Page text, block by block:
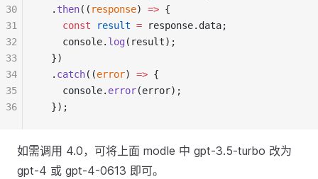
  .
then(( response) => {
const
result = response.data;
    console.
log (result);
  })
  .
catch((error) => {
    console.
error(error);
  });
30
31
32
33
34
35
36
如需调用 4.0，可将上面 modle 中 gpt-3.5-turbo 改为
gpt-4 或 gpt-4-0613 即可。